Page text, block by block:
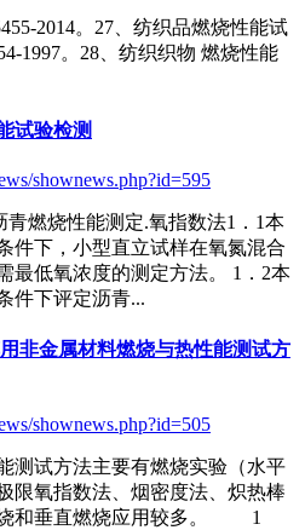
2014。27、纺织品燃烧性能试
1997。28、纺织织物 燃烧性能
试验检测
shownews.php?id=595
青燃烧性能测定.氧指数法1．1本
件下，小型直立试样在氧氮混合
最低氧浓度的测定方法。 1．2本
件下评定沥青...
非金属材料燃烧与热性能测试方
shownews.php?id=505
测试方法主要有燃烧实验（水平
限氧指数法、烟密度法、炽热棒
烧和垂直燃烧应用较多。 1